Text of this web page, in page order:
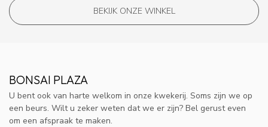
BEKIJK ONZE WINKEL
BONSAI PLAZA
U bent ook van harte welkom in onze kwekerij. Soms zijn we op
een beurs. Wilt u zeker weten dat we er zijn? Bel gerust even
om een afspraak te maken.